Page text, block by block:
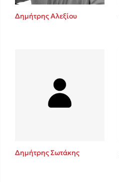
Δημήτρης Αλεξίου
Δημήτρης Σωτάκης